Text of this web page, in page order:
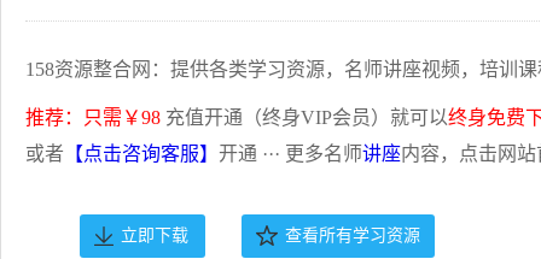
158资源整合网：提供各类学习资源，名师讲座视频，培训
推荐：只需￥98 充值开通（终身VIP会员）就可以终身免费
或者 【点击咨询客服】 开通 ··· 更多名师讲座内容，点击网
立即下载 查看所有学习资源